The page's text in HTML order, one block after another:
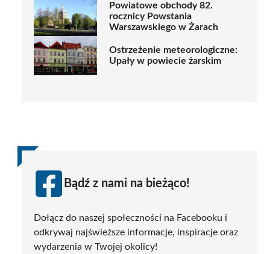
Powiatowe obchody 82.
rocznicy Powstania
Warszawskiego w Żarach
Ostrzeżenie meteorologiczne:
Upały w powiecie żarskim
Bądź z nami na bieżąco!
Dołącz do naszej społeczności na Facebooku i
odkrywaj najświeższe informacje, inspiracje oraz
wydarzenia w Twojej okolicy!